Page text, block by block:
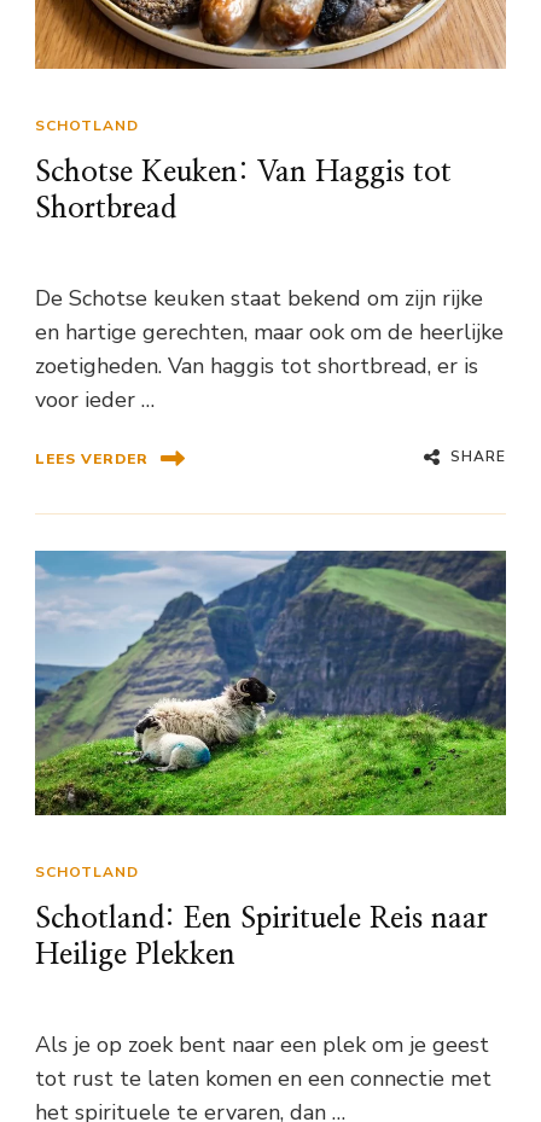
SCHOTLAND
Schotse Keuken: Van Haggis tot
Shortbread
De Schotse keuken staat bekend om zijn rijke
en hartige gerechten, maar ook om de heerlijke
zoetigheden. Van haggis tot shortbread, er is
voor ieder …
LEES VERDER SHARE
SCHOTLAND
Schotland: Een Spirituele Reis naar
Heilige Plekken
Als je op zoek bent naar een plek om je geest
tot rust te laten komen en een connectie met
het spirituele te ervaren, dan …